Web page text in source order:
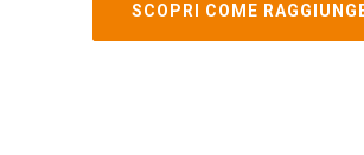
SCOPRI COME